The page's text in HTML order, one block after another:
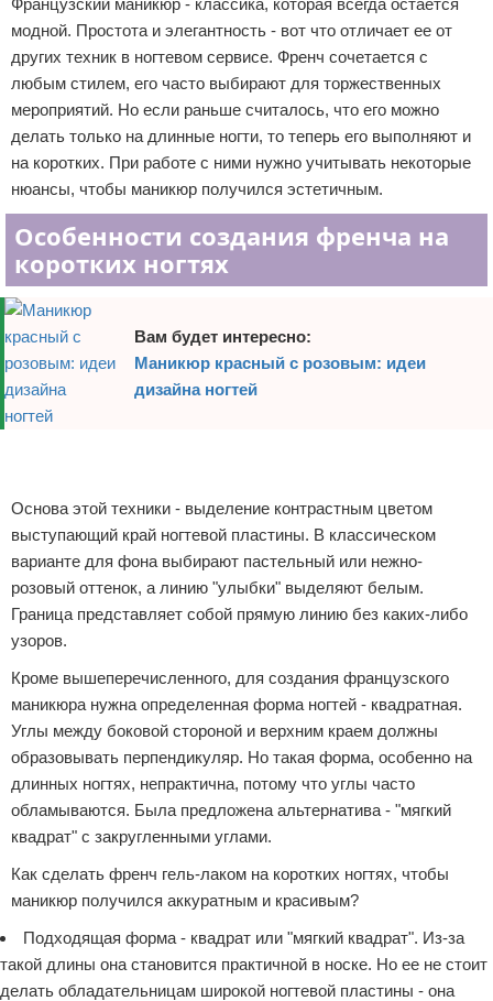
Уход за ногтями
Макияж
СПА процедуры
Парфюмерия
Прически
Разное
Уход за лицом
Хирургия
Отказ от ответственности
Французский маникюр - классика, которая всегда остается
модной. Простота и элегантность - вот что отличает ее от
других техник в ногтевом сервисе. Френч сочетается с
любым стилем, его часто выбирают для торжественных
мероприятий. Но если раньше считалось, что его можно
делать только на длинные ногти, то теперь его выполняют и
на коротких. При работе с ними нужно учитывать некоторые
нюансы, чтобы маникюр получился эстетичным.
Особенности создания френча на
коротких ногтях
Вам будет интересно:
Маникюр красный с розовым: идеи
дизайна ногтей
Основа этой техники - выделение контрастным цветом
выступающий край ногтевой пластины. В классическом
варианте для фона выбирают пастельный или нежно-
розовый оттенок, а линию "улыбки" выделяют белым.
Граница представляет собой прямую линию без каких-либо
узоров.
Кроме вышеперечисленного, для создания французского
маникюра нужна определенная форма ногтей - квадратная.
Углы между боковой стороной и верхним краем должны
образовывать перпендикуляр. Но такая форма, особенно на
длинных ногтях, непрактична, потому что углы часто
обламываются. Была предложена альтернатива - "мягкий
квадрат" с закругленными углами.
Как сделать френч гель-лаком на коротких ногтях, чтобы
маникюр получился аккуратным и красивым?
Подходящая форма - квадрат или "мягкий квадрат". Из-за
такой длины она становится практичной в носке. Но ее не стоит
делать обладательницам широкой ногтевой пластины - она